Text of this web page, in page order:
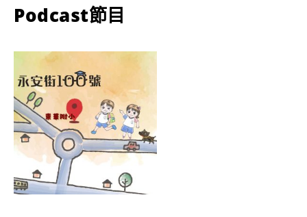
Podcast節目